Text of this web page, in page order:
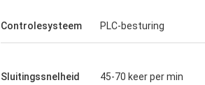
Controlesysteem PLC-besturing
Sluitingssnelheid 45-70 keer per min